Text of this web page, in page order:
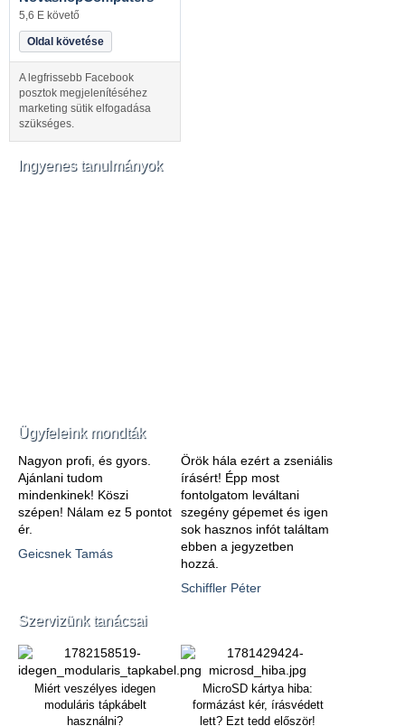
5,6 E követő
Oldal követése
A legfrissebb Facebook
posztok megjelenítéséhez
marketing sütik elfogadása
szükséges.
Ingyenes tanulmányok
Ügyfeleink mondták
Nagyon profi, és gyors.
Ajánlani tudom
mindenkinek! Köszi
szépen! Nálam ez 5 pontot
ér.
Geicsnek Tamás
Örök hála ezért a zseniális
írásért! Épp most
fontolgatom leváltani
szegény gépemet és igen
sok hasznos infót találtam
ebben a jegyzetben
hozzá.
Schiffler Péter
Szervizünk tanácsai
Miért veszélyes idegen
moduláris tápkábelt
használni?
MicroSD kártya hiba:
formázást kér, írásvédett
lett? Ezt tedd először!